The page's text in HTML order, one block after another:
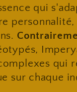
qui
qui
sur chaque